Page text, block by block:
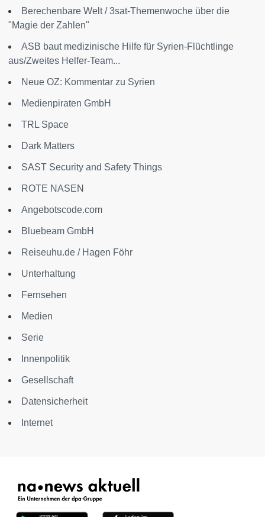
Berechenbare Welt / 3sat-Themenwoche über die
"Magie der Zahlen"
ASB baut medizinische Hilfe für Syrien-Flüchtlinge
aus/Zweites Helfer-Team...
Neue OZ: Kommentar zu Syrien
Medienpiraten GmbH
TRL Space
Dark Matters
SAST Security and Safety Things
ROTE NASEN
Angebotscode.com
Bluebeam GmbH
Reiseuhu.de / Hagen Föhr
Unterhaltung
Fernsehen
Medien
Serie
Innenpolitik
Gesellschaft
Datensicherheit
Internet